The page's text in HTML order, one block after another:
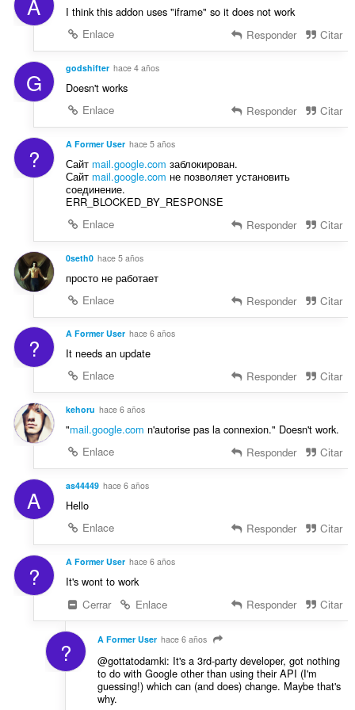
n
s
:
A
I think this addon uses "iframe" so it does not work
Enlace
Responder Citar
G godshifter hace 4 años
Doesn't works
Enlace
Responder Citar
? A Former User hace 5 años
Сайт mail.google.com заблокирован.
Сайт mail.google.com не позволяет установить
соединение.
ERR_BLOCKED_BY_RESPONSE
Enlace
Responder Citar
0seth0 hace 5 años
просто не работает
Enlace
Responder Citar
? A Former User hace 6 años
It needs an update
Enlace
Responder Citar
kehoru hace 6 años
"mail.google.com n'autorise pas la connexion." Doesn't work.
Enlace
Responder Citar
A as44449 hace 6 años
Hello
Enlace
Responder Citar
? A Former User hace 6 años
It's wont to work
Cerrar
Enlace Responder Citar
? A Former User hace 6 años
@gottatodamki: It's a 3rd-party developer, got nothing
to do with Google other than using their API (I'm
guessing!) which can (and does) change. Maybe that's
why.